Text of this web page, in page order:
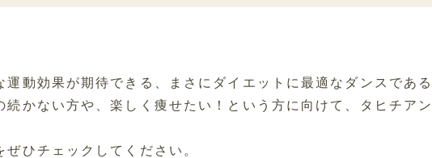
動効果が期待できる、まさにダイエットに最適なダンスであ
かない方や、楽しく痩せたい！という方に向けて、タヒチア
ひチェックしてください。